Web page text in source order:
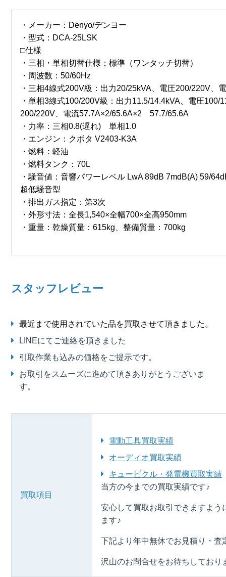
・メーカー：Denyo/デンヨー
・型式：DCA-25LSK
□仕様
・三相・単相切替仕様：標準（ワンタッチ切替）
・周波数：50/60Hz
・三相4線式200V級：出力20/25kVA、電圧200/220V、
・単相3線式100/200V級：出力11.5/14.4kVA、電圧100/
200/220V、電流57.7A×2/65.6A×2 57.7/65.6A
・力率：三相0.8(遅れ) 単相1.0
・エンジン：クボタ V2403-K3A
・燃料：軽油
・燃料タンク：70L
・騒音値：音響パワーレベル LwA 89dB 7mdB(A) 59/
超低騒音型
・排出ガス指定：第3次
・外形寸法：全長1,540×全幅700×全高950mm
・重量：乾燥質量：615kg、整備質量：700kg
スタッフレビュー
最近まで使用されていた品を買取させて頂きました。
LINEにてご連絡を頂きました
引取作業も込みの価格をご提示です。
お取引をスムーズに進めて頂きありがとうございま
す。
買取項目
電動工具買取実績
オーディオ買取実績
キュービクル・発電機買取実績
当方の今までの買取実績です♪
安心して買取お取引できますよう
ます♪
下記より年中無休でお見積り・査
沢山のお問合せをお待ちしており